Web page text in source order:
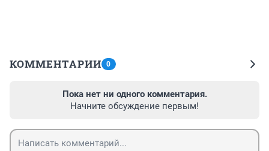
КОММЕНТАРИИ 0
Пока нет ни одного комментария.
Начните обсуждение первым!